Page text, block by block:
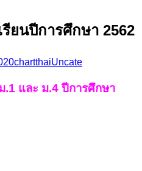
ยนปีการศึกษา 2562
chartthaiUncate
.1 และ ม.4 ปีการศึกษา